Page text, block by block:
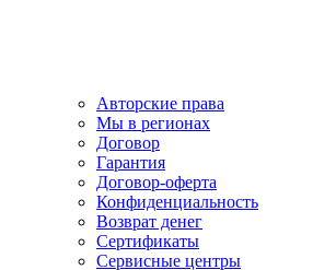
Авторские права
Мы в регионах
Договор
Гарантия
Договор-оферта
Конфиденциальность
Возврат денег
Сертификаты
Сервисные центры